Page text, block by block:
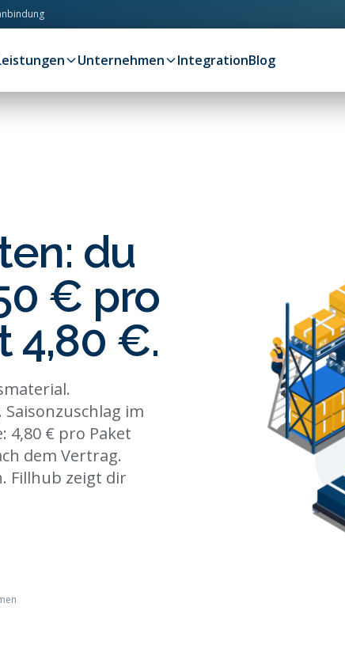
Unternehmen IntegrationBlog
du
€ pro
4,80 €.
im
4,80 € pro Paket
dem Vertrag.
Fillhub zeigt dir